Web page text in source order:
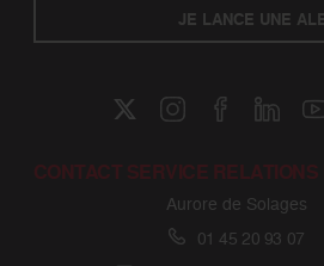
JE LANCE UNE
CONTACT SERVICE
Aurore de Solages
01 45 20 93 07